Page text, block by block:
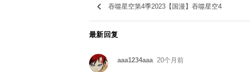
keyboard_arrow_left 吞噬星空第4季2023【国漫】吞噬星空4
最新回复
aaa1234aaa 20个月前